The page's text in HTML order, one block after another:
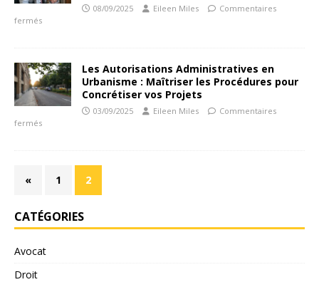
08/09/2025 Eileen Miles
Commentaires
fermés
Les Autorisations Administratives en
Urbanisme : Maîtriser les Procédures pour
Concrétiser vos Projets
03/09/2025 Eileen Miles
Commentaires
fermés
« 1 2
CATÉGORIES
Avocat
Droit